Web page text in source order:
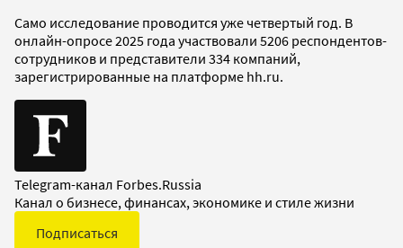
Само исследование проводится уже четвертый год. В
онлайн-опросе 2025 года участвовали 5206 респондентов-
сотрудников и представители 334 компаний,
зарегистрированные на платформе hh.ru.
Telegram-канал Forbes.Russia
Канал о бизнесе, финансах, экономике и стиле жизни
Подписаться